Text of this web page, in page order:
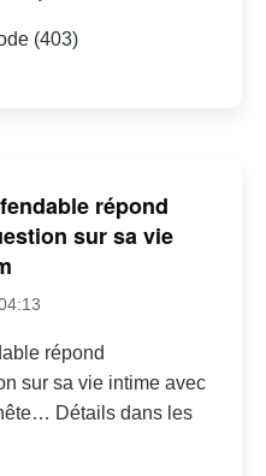
(403)
répond
sur sa vie
répond
sur sa vie intime avec
Détails dans les